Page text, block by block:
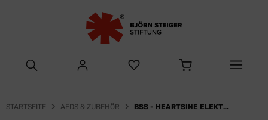
STARTSEITE AEDS & ZUBEHÖR BSS - HEARTSINE ELEKTRODENKASSETTE ERWACHSENE